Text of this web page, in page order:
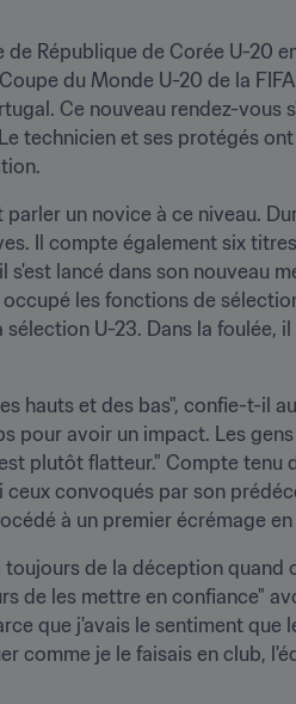
République de Corée U-20
du Monde U-20 de la
Ce nouveau rendez-
technicien et ses protégés
un novice à ce niveau.
Il compte également six
s'est lancé dans son nouveau
occupé les fonctions de
U-23. Dans la foulée,
hauts et des bas", confie-t-il
pour avoir un impact. Les
plutôt flatteur." Compte
convoqués par son
à un premier écrémage
toujours de la déception
de les mettre en confiance"
que j'avais le sentiment
comme je le faisais en club,